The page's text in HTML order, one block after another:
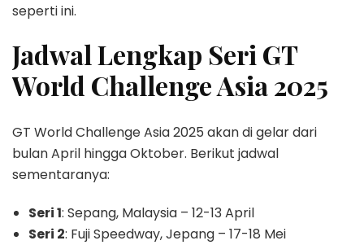
seperti ini.
Jadwal Lengkap Seri GT
World Challenge Asia 2025
GT World Challenge Asia 2025 akan di gelar dari
bulan April hingga Oktober. Berikut jadwal
sementaranya:
Seri 1: Sepang, Malaysia – 12-13 April
Seri 2: Fuji Speedway, Jepang – 17-18 Mei